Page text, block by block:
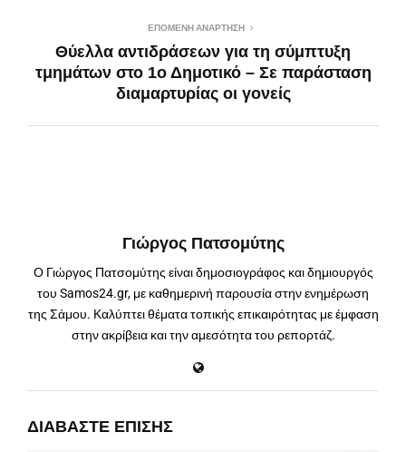
ΕΠΌΜΕΝΗ ΑΝΆΡΤΗΣΗ
Θύελλα αντιδράσεων για τη σύμπτυξη
τμημάτων στο 1ο Δημοτικό – Σε παράσταση
διαμαρτυρίας οι γονείς
Γιώργος Πατσομύτης
Ο Γιώργος Πατσομύτης είναι δημοσιογράφος και δημιουργός
του Samos24.gr, με καθημερινή παρουσία στην ενημέρωση
της Σάμου. Καλύπτει θέματα τοπικής επικαιρότητας με έμφαση
στην ακρίβεια και την αμεσότητα του ρεπορτάζ.
ΔΙΑΒΆΣΤΕ ΕΠΊΣΗΣ